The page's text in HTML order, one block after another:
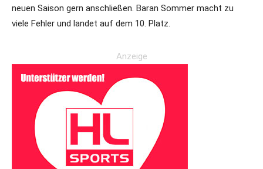
neuen Saison gern anschließen. Baran Sommer macht zu
viele Fehler und landet auf dem 10. Platz.
Anzeige